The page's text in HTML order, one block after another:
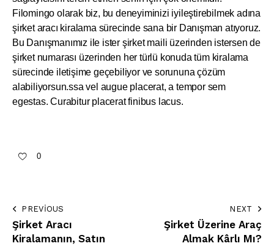
Filomingo olarak biz, bu deneyiminizi iyileştirebilmek adına
şirket aracı kiralama sürecinde sana bir Danışman atıyoruz.
Bu Danışmanımız ile ister şirket maili üzerinden istersen de
şirket numarası üzerinden her türlü konuda tüm kiralama
sürecinde iletişime geçebiliyor ve sorununa çözüm
alabiliyorsun.ssa vel augue placerat, a tempor sem
egestas. Curabitur placerat finibus lacus.
0
PREVIOUS
Şirket Aracı
Kiralamanın, Satın
NEXT
Şirket Üzerine Araç
Almak Kârlı Mı?